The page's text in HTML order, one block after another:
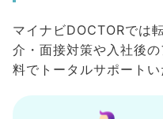
マイナビDOCTORでは
介・面接対策や入社後
料でトータルサポートい